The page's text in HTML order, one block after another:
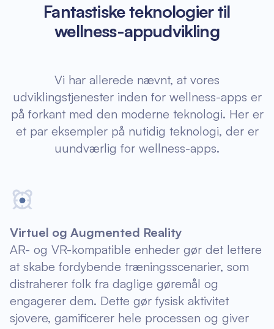
Fantastiske teknologier til
wellness-appudvikling
Vi har allerede nævnt, at vores
udviklingstjenester inden for wellness-apps er
på forkant med den moderne teknologi. Her er
et par eksempler på nutidig teknologi, der er
uundværlig for wellness-apps.
Virtuel og Augmented Reality
AR- og VR-kompatible enheder gør det lettere
at skabe fordybende træningsscenarier, som
distraherer folk fra daglige gøremål og
engagerer dem. Dette gør fysisk aktivitet
sjovere, gamificerer hele processen og giver